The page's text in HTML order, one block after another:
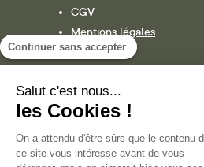
Continuer sans accepter
Salut c'est nous...
les Cookies !
On a attendu d'être sûrs que le contenu
ce site vous intéresse avant de vous
CGV
Mentions légales
Législation
Facebook